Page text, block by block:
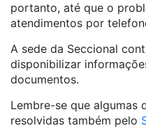
portanto, até que o
atendimentos por
A sede da Seccional
disponibilizar
documentos.
Lembre-se que algumas
resolvidas também pelo